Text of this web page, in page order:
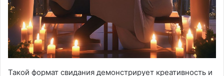
Такой формат свидания демонстрирует креативность и